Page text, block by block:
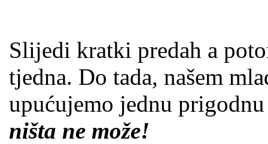
Slijedi kratki predah a
tjedna. Do tada, našem
upućujemo jednu
ništa ne može!